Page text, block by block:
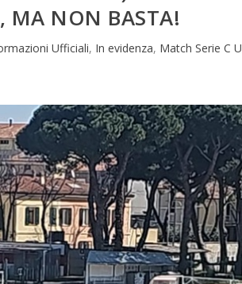
MA NON BASTA!
Ufficiali, In evidenza, Match Serie C